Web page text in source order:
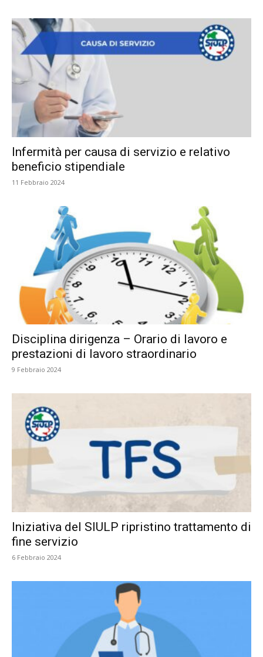
Infermità per causa di servizio e relativo
beneficio stipendiale
11 Febbraio 2024
Disciplina dirigenza – Orario di lavoro e
prestazioni di lavoro straordinario
9 Febbraio 2024
Iniziativa del SIULP ripristino trattamento di
fine servizio
6 Febbraio 2024